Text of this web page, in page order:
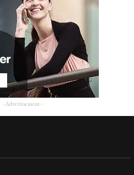
- Advertisement -